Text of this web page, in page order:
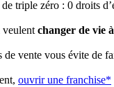
triple zéro : 0 droits
veulent changer de vie
vente vous évite
ouvrir une franchise*